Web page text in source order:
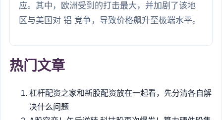
应。其中，欧洲受到的打击最大，并加剧了该地
区与美国对 铝 竞争，导致价格飙升至极端水平。
热门文章
杠杆配资之家和新股配资放在一起看，先分清各自解
决什么问题